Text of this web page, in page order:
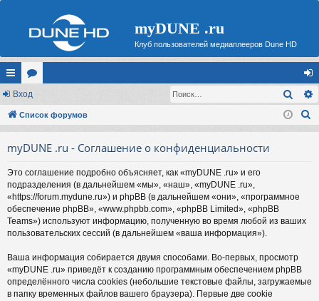
myDUNE .ru
Клуб пользователей медиаплееров Dune HD
с
ы
ор
ум
хо
д
Вход
Список форумов
myDUNE .ru - Соглашение о конфиденциальности
Это соглашение подробно объясняет, как «myDUNE .ru» и его
подразделения (в дальнейшем «мы», «наш», «myDUNE .ru»,
«https://forum.mydune.ru») и phpBB (в дальнейшем «они», «программное
обеспечение phpBB», «www.phpbb.com», «phpBB Limited», «phpBB
Teams») используют информацию, полученную во время любой из ваших
пользовательских сессий (в дальнейшем «ваша информация»).
Ваша информация собирается двумя способами. Во-первых, просмотр
«myDUNE .ru» приведёт к созданию программным обеспечением phpBB
определённого числа cookies (небольшие текстовые файлы, загружаемые
в папку временных файлов вашего браузера). Первые две cookie